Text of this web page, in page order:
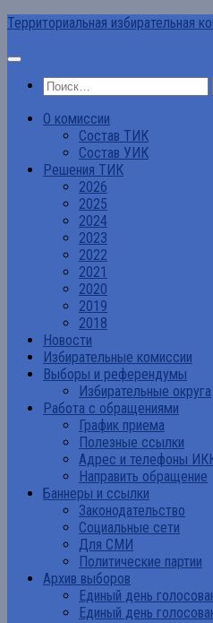
Перейти
содержимому
Территориальная избирательная
Найти:
О комиссии
Состав ТИК
Состав УИК
Решения ТИК
2026
2025
2024
2023
2022
2021
2020
2019
2018
Новости
Избирательные комиссии
Выборы и референдумы
Избирательные округа
Работа с обращениями
График приема
Полезные ссылки
Адрес и телефоны
Направить обращение
Баннеры и ссылки
Законодательство
Социальные сети
Для СМИ
Политические партии
Архив выборов
Единый день
Единый день